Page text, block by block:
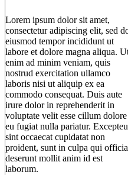
Lorem ipsum dolor sit amet,
consectetur adipiscing elit, sed
eiusmod tempor incididunt ut
labore et dolore magna aliqua.
enim ad minim veniam, quis
nostrud exercitation ullamco
laboris nisi ut aliquip ex ea
commodo consequat. Duis aute
irure dolor in reprehenderit in
voluptate velit esse cillum dolore
eu fugiat nulla pariatur.
sint occaecat cupidatat non
proident, sunt in culpa qui officia
deserunt mollit anim id est
laborum.